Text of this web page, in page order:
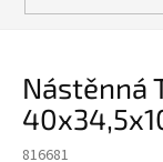
Nástěnná
816681